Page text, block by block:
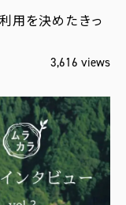
用を決めたきっ
3,616 views